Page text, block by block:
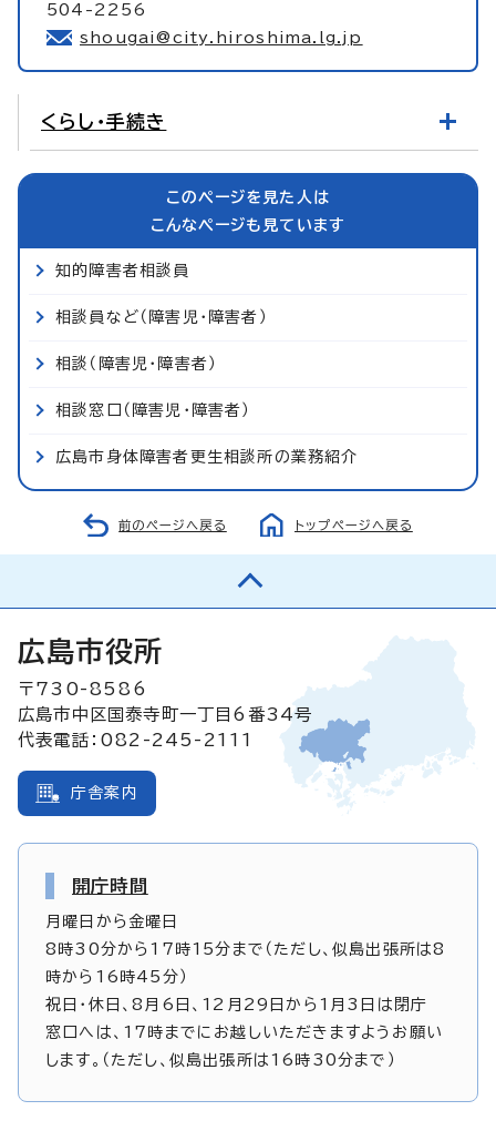
504-2256
shougai@city.hiroshima.lg.jp
くらし・手続き
このページを見た人は
こんなページも見ています
知的障害者相談員
相談員など（障害児・障害者）
相談（障害児・障害者）
相談窓口（障害児・障害者）
広島市身体障害者更生相談所の業務紹介
前のページへ戻る トップページへ戻る
広島市役所
〒730-8586
広島市中区国泰寺町一丁目6番34号
代表電話：082-245-2111
庁舎案内
開庁時間
月曜日から金曜日
8時30分から17時15分まで（ただし、似島出張所は8
時から16時45分）
祝日・休日、8月6日、12月29日から1月3日は閉庁
窓口へは、17時までにお越しいただきますようお願い
します。（ただし、似島出張所は16時30分まで）